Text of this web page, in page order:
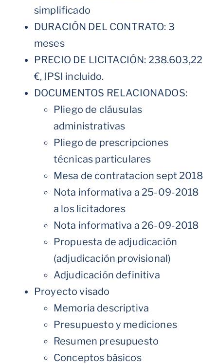
simplificado
DURACIÓN DEL CONTRATO: 3
meses
PRECIO DE LICITACIÓN: 238.603,22
€, IPSI incluido.
DOCUMENTOS RELACIONADOS:
Pliego de cláusulas
administrativas
Pliego de prescripciones
técnicas particulares
Mesa de contratacion sept 2018
Nota informativa a 25-09-2018
a los licitadores
Nota informativa a 26-09-2018
Propuesta de adjudicación
(adjudicación provisional)
Adjudicación definitiva
Proyecto visado
Memoria descriptiva
Presupuesto y mediciones
Resumen presupuesto
Conceptos básicos